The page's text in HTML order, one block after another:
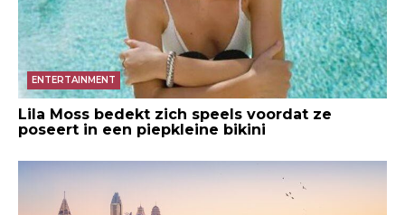
ENTERTAINMENT
Lila Moss bedekt zich speels voordat ze
poseert in een piepkleine bikini